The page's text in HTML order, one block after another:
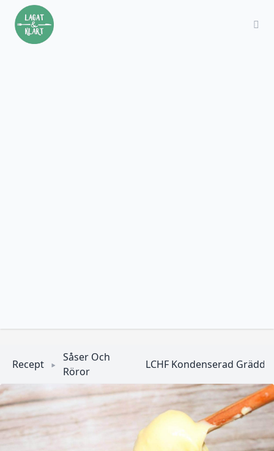
Recept
Såser Och
Röror
LCHF Kondenserad Grädde